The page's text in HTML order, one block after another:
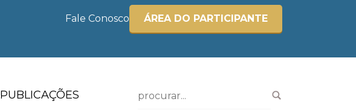
Fale Conosco ÁREA DO PARTICIPANTE
PUBLICAÇÕES